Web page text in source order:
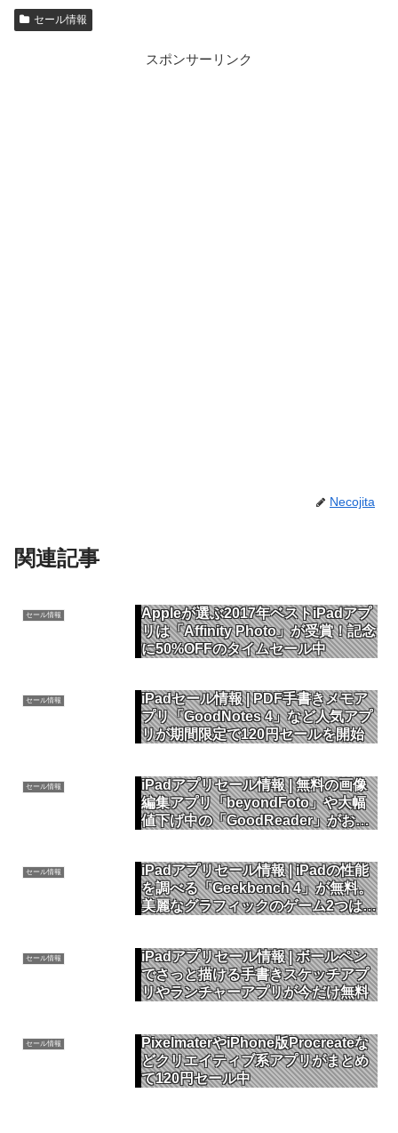
セール情報
スポンサーリンク
Necojita
関連記事
セール情報
Appleが選ぶ2017年ベストiPadアプ
リは「Affinity Photo」が受賞！記念
に50%OFFのタイムセール中
セール情報
iPadセール情報 | PDF手書きメモア
プリ「GoodNotes 4」など人気アプ
リが期間限定で120円セールを開始
セール情報
iPadアプリセール情報 | 無料の画像
編集アプリ「beyondFoto」や大幅
値下げ中の「GoodReader」がおす
セール情報
iPadアプリセール情報 | iPadの性能
を調べる「Geekbench 4」が無料。
美麗なグラフィックのゲーム2つは大
セール情報
iPadアプリセール情報 | ボールペン
でさっと描ける手書きスケッチアプ
リやランチャーアプリが今だけ無料
セール情報
PixelmaterやiPhone版Procreateな
どクリエイティブ系アプリがまとめ
て120円セール中